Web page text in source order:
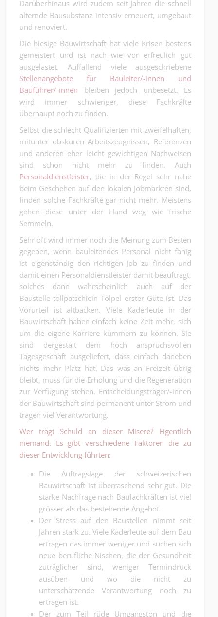
Darüberhinaus wird zudem seit Jahren die schnell
alternde Bausubstanz intensiv erneuert, umgebaut
und renoviert.
Die hiesige Bauwirtschaft hat viele Krisen bestens
gemeistert und ist nach wie vor erfreulich gut
ausgelastet. Auffallend viele ausgeschriebene
Stellenangebote für Bauleiter/-innen und
Bauführer/-innen bleiben jedoch unbesetzt. Es
wird immer schwieriger, diese Fachkräfte
überhaupt noch zu finden.
Selbst die schlecht Qualifizierten mit zweifelhaften,
mitunter obskuren Arbeitszeugnissen, Referenzen
und anderen eher leicht gewichtigen Nachweisen
sind schon nicht mehr zu finden. Auch
Personaldienstleister, die in der Regel sehr nahe
beim Geschehen auf den lokalen Jobmärkten sind,
finden solche Fachkräfte gar nicht mehr. Meistens
gehen diese unter der Hand weg wie frische
Semmeln.
Sehr oft wird immer noch die Meinung zum Besten
gegeben, wenn bauleitendes Personal nicht fähig
ist eigenständig den richtigen Job zu finden und
damit einen Personaldienstleister damit beauftragt,
solches dann wahrscheinlich auch auf der
Baustelle tollpatschiein Tölpel erster Güte ist. Das
Vorurteil ist altbacken. Viele Kaderleute in der
Bauwirtschaft haben einfach keine Zeit mehr, sich
um die eigene Karriere kümmern zu können. Sie
sind dergestalt dem hoch anspruchsvollen
Tagesgeschäft ausgeliefert, dass einfach daneben
nichts mehr Platz hat. Das was an Freizeit übrig
bleibt, muss für die Erholung und die Regeneration
zur Verfügung stehen. Entscheidungsträger/-innen
der Bauwirtschaft sind permanent unter Strom und
tragen viel Verantwortung.
Wer trägt Schuld an dieser Misere? Eigentlich
niemand. Es gibt verschiedene Faktoren die zu
dieser Entwicklung führten:
Die Auftragslage der schweizerischen
Bauwirtschaft ist überraschend sehr gut. Die
starke Nachfrage nach Baufachkräften ist viel
grösser als das bestehende Angebot.
Der Stress auf den Baustellen nimmt seit
Jahren stark zu. Viele Kaderleute auf dem Bau
ertragen das immer weniger und suchen sich
neue berufliche Nischen, die der Gesundheit
zuträglicher sind, weniger Termindruck
ausüben und wo die nicht zu
unterschätzende Verantwortung noch zu
ertragen ist.
Der zum Teil rüde Umgangston und die